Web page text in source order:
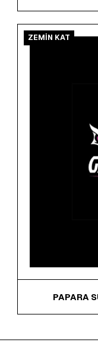
ZEMİN KAT
PAPARA